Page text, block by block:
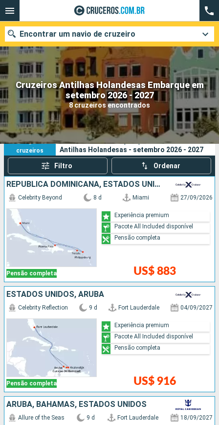
Cruzeiros Antilhas Holandesas Embarque em
setembro 2026 - 2027
8 cruzeiros encontrados
Encontrar um navio de cruzeiro
Quando ir?
Data de partida
Cidades Companhias
Pesquisar
8
cruzeiros
Os seus critérios de pesquisa:
Antilhas Holandesas - setembro 2026 - 2027
Filtro Ordenar
REPUBLICA DOMINICANA, ESTADOS UNIDOS
Pensão completa
Celebrity Beyond 8 d Miami 27/09/2026
US$ 883
Experiência premium
Pacote All Included disponível
Pensão completa
ESTADOS UNIDOS, ARUBA
Pensão completa
Celebrity Reflection 9 d Fort Lauderdale 04/09/2027
US$ 916
Experiência premium
Pacote All Included disponível
Pensão completa
ARUBA, BAHAMAS, ESTADOS UNIDOS
Allure of the Seas 9 d Fort Lauderdale 18/09/2027